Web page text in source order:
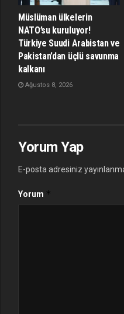
Müslüman ülkelerin
NATO’su kuruluyor!
Türkiye Suudi Arabistan ve
Pakistan’dan üçlü savunma
kalkanı
Ağustos 8, 2026
Yorum Yap
E-posta adresiniz
Yorum *